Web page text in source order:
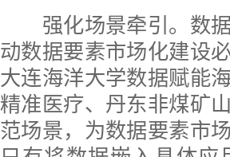
强化场景牵引。数据
动数据要素市场化建设
大连海洋大学数据赋能
精准医疗、丹东非煤矿
范场景，为数据要素市